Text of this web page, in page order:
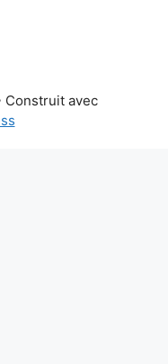
Construit avec